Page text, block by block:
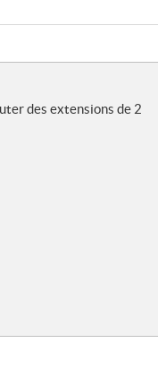
des extensions de 2